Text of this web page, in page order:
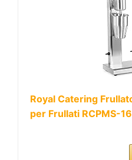
Royal Catering
per Frullati RCPMS-